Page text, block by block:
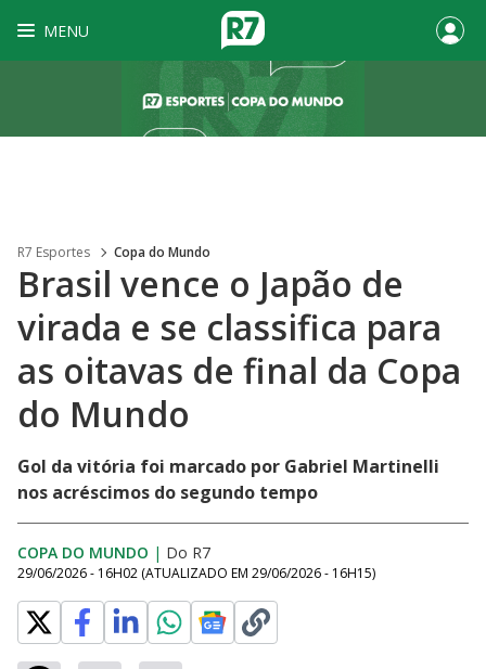
MENU
R7 Esportes Copa do Mundo
Brasil vence o Japão de
virada e se classifica para
as oitavas de final da Copa
do Mundo
Gol da vitória foi marcado por Gabriel Martinelli
nos acréscimos do segundo tempo
COPA DO MUNDO | Do R7
29/06/2026 - 16H02 (ATUALIZADO EM 29/06/2026 - 16H15)